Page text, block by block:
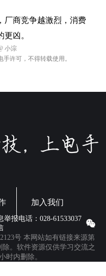
厂商竞争越激烈，消费
凶。
小淙
许可，不得转载使用。
加入我们
报电话：028-61533037
号 本网站如有链接来源第
。软件资源仅供学习交流之
时内删除。